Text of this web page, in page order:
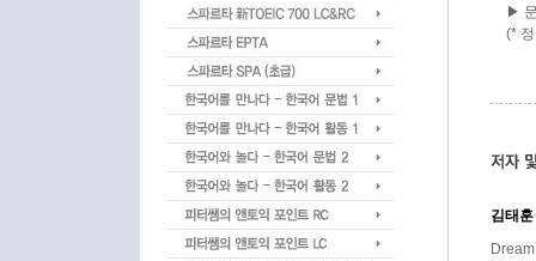
▶
(*
김태